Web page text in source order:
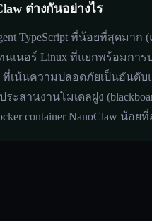
ต่างกันอย่างไร
TypeScript ที่น้อยที่สุดมาก
เนอร์ Linux ที่แยกพร้อมการ
ที่เน้นความปลอดภัยเป็นอัน
ะสานงานโมเดลฝูง
container NanoClaw น้